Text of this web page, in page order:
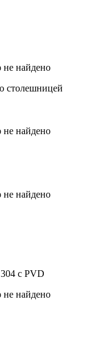
не найдено
столешницей
не найдено
не найдено
с PVD
не найдено